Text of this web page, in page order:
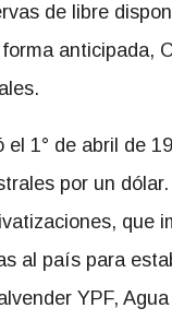
de libre
anticipada,
1° de abril de
por un
que
al país para
YPF,